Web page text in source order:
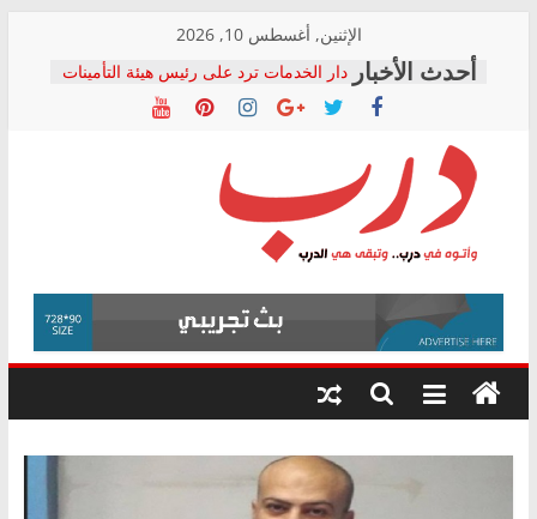
content
الإثنين, أغسطس 10, 2026
دار الخدمات ترد على رئيس هيئة التأمينات
بعد مؤتمره الصحفي: إنكار الأزمة لا ينهي
معاناة أصحاب المعاشات.. ونطالب بكشف
فرحات سليمان يكتب: القطاع الصحي إلى
أين؟
حزب التحالف الشعبي يطلق لجنة “الحق
في الصحة” بالإسكندرية لرصد الانتهاكات
ودعم المرضى
الوزاري لمدينة الصحفيين.. وانتهاء أعمال
إنشاء المبنى الإداري
المجلس القومي لحقوق الإنسان يعلن
متابعة قضية الدكتور محمد زهران.. ويؤكد:
قرينة البراءة وضمانات المحاكمة العادلة
درب
وأتوه
درب..
وتبقى
هي